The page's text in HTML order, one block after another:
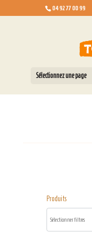
04 92 77 00 99
Sélectionnez une page
Produits